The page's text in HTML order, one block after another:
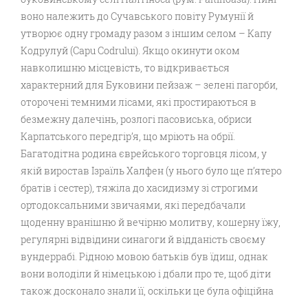
воно належить до Сучавського повіту Румунії й
утворює одну громаду разом з іншим селом – Капу
Кодрулуй (Capu Codrului). Якщо окинути оком
навколишню місцевість, то відкривається
характерний для Буковини пейзаж – зелені пагорби,
оторочені темними лісами, які простираються в
безмежну далечінь, розлогі пасовиська, обриси
Карпатського передгір’я, що мріють на обрії.
Багатодітна родина єврейського торговця лісом, у
якій виростав Ізраїль Халфен (у нього було ще п’ятеро
братів і сестер), тяжіла до хасидизму зі строгими
ортодоксальними звичаями, які передбачали
щоденну вранішню й вечірню молитву, кошерну їжу,
регулярні відвідини синагоги й відданість своєму
вундеррабі. Рідною мовою батьків був їдиш, однак
вони володіли й німецькою і дбали про те, щоб діти
також досконало знали її, оскільки це була офіційна